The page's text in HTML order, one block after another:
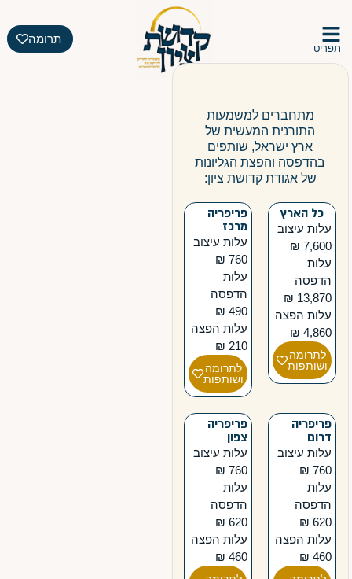
תפריט
תרומה
מתחברים למשמעות
התורנית המעשית של
ארץ ישראל, שותפים
בהדפסה והפצת הגליונות
של אגודת קדושת ציון:
כל הארץ
עלות עיצוב
7,600 ₪
עלות
הדפסה
13,870 ₪
עלות הפצה
4,860 ₪
לתרומה
ושותפות
פריפריה
מרכז
עלות עיצוב
760 ₪
עלות
הדפסה
490 ₪
עלות הפצה
210 ₪
לתרומה
ושותפות
פריפריה
דרום
עלות עיצוב
760 ₪
עלות
הדפסה
620 ₪
עלות הפצה
460 ₪
פריפריה
צפון
עלות עיצוב
760 ₪
עלות
הדפסה
620 ₪
עלות הפצה
460 ₪